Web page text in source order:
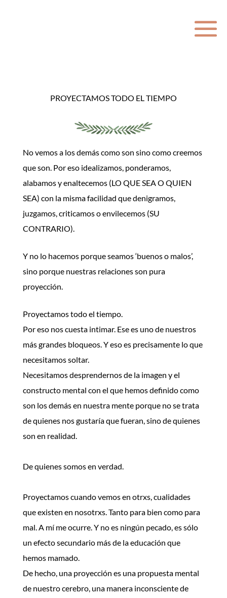
PROYECTAMOS TODO EL TIEMPO
No vemos a los demás como son sino como creemos
que son. Por eso idealizamos, ponderamos,
alabamos y enaltecemos (LO QUE SEA O QUIEN
SEA) con la misma facilidad que denigramos,
juzgamos, criticamos o envilecemos (SU
CONTRARIO).
Y no lo hacemos porque seamos ‘buenos o malos’,
sino porque nuestras relaciones son pura
proyección.
Proyectamos todo el tiempo.
Por eso nos cuesta intimar. Ese es uno de nuestros
más grandes bloqueos. Y eso es precisamente lo que
necesitamos soltar.
Necesitamos desprendernos de la imagen y el
constructo mental con el que hemos definido como
son los demás en nuestra mente porque no se trata
de quienes nos gustaría que fueran, sino de quienes
son en realidad.
De quienes somos en verdad.
Proyectamos cuando vemos en otrxs, cualidades
que existen en nosotrxs. Tanto para bien como para
mal. A mí me ocurre. Y no es ningún pecado, es sólo
un efecto secundario más de la educación que
hemos mamado.
De hecho, una proyección es una propuesta mental
de nuestro cerebro, una manera inconsciente de